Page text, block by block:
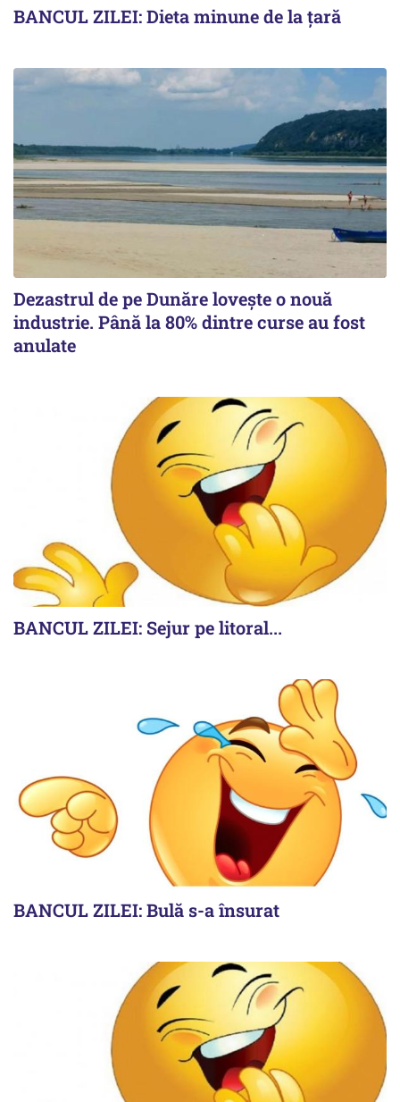
BANCUL ZILEI: Dieta minune de la țară
Dezastrul de pe Dunăre lovește o nouă
industrie. Până la 80% dintre curse au fost
anulate
BANCUL ZILEI: Sejur pe litoral...
BANCUL ZILEI: Bulă s-a însurat